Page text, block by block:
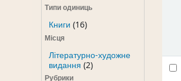
Типи одиниць
Книги (16)
Місця
Літературно-художне
видання (2)
Рубрики